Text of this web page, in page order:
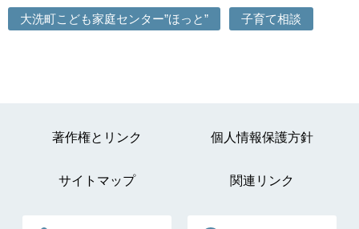
大洗町こども家庭センター”ほっと” 子育て相談
著作権とリンク 個人情報保護方針
サイトマップ 関連リンク